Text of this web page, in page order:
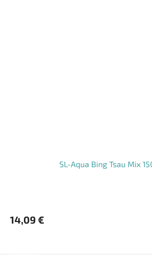
SL-Aqua Bing Tsau Mix
produktu
je
14,09 €